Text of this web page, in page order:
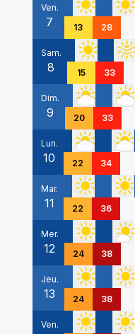
Ven.
7 13 28
Sam.
8 15 33
Dim.
9 20 33
Lun.
10 22 34
Mar.
11 22 36
Mer.
12 24 38
Jeu.
13 24 38
Ven.